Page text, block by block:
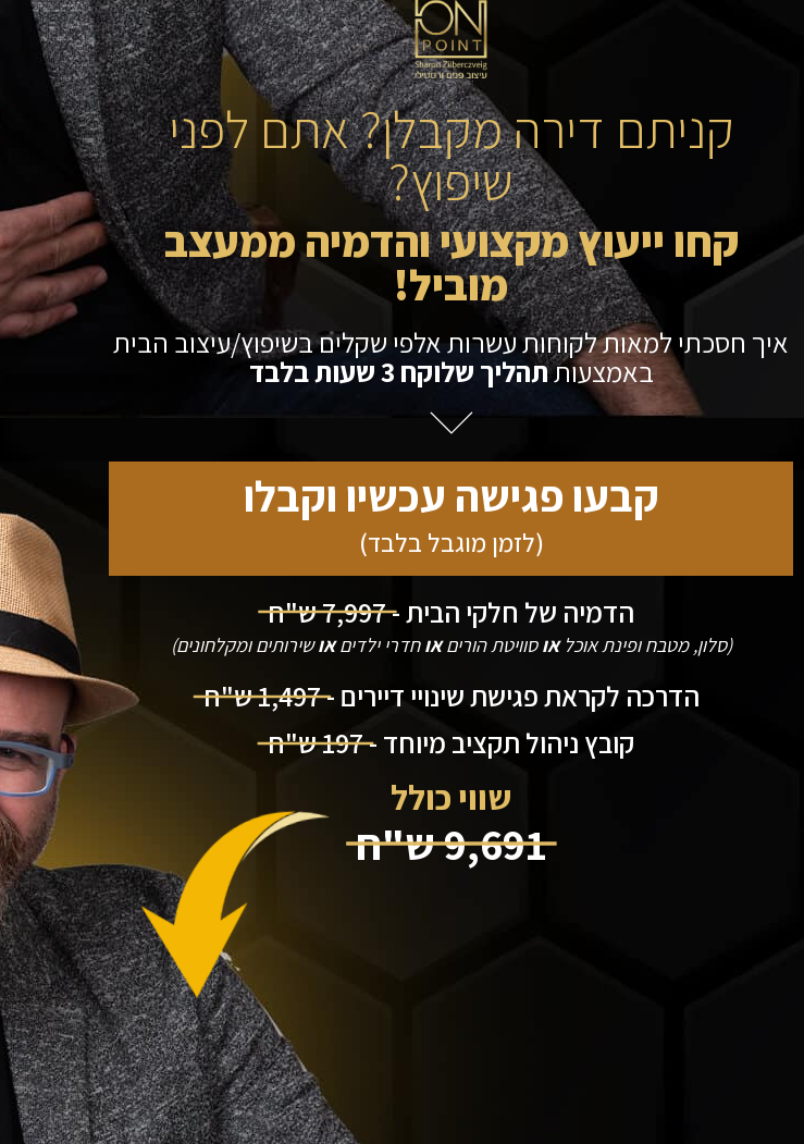
קניתם דירה מקבלן? אתם לפני
שיפוץ?
קחו ייעוץ מקצועי והדמיה ממעצב
מוביל!
איך חסכתי למאות לקוחות עשרות אלפי שקלים בשיפוץ/עיצוב הבית
באמצעותתהליך שלוקח 3 שעות בלבד
קבעו פגישה עכשיו וקבלו
(לזמן מוגבל בלבד)
הדמיה של חלקי הבית -7,997 ש"ח
(סלון, מטבח ופינת אוכלאוסוויטת הוריםאוחדרי ילדיםאושירותים ומקלחונים)
הדרכה לקראת פגישת שינויי דיירים -1,497 ש"ח
קובץ ניהול תקציב מיוחד -197 ש"ח
שווי כולל
9,691 ש"ח